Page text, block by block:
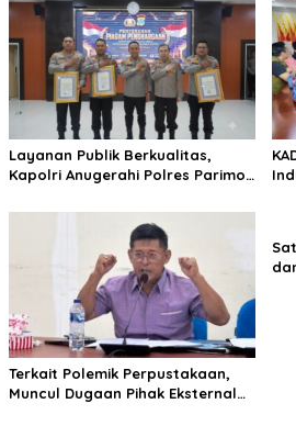
Layanan Publik Berkualitas,
Kapolri Anugerahi Polres Parimo
Terkait Polemik Perpustakaan,
Muncul Dugaan Pihak Eksternal